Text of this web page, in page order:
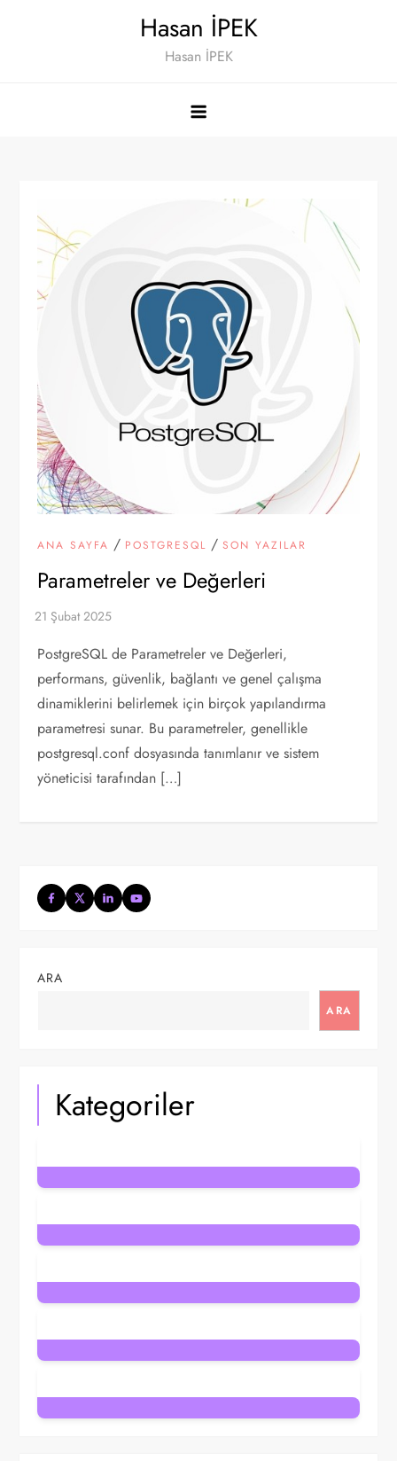
Hasan İPEK
Hasan İPEK
ANA SAYFA / POSTGRESQL /SON YAZILAR
Parametreler ve Değerleri
PostgreSQL de Parametreler ve Değerleri,
performans, güvenlik, bağlantı ve genel çalışma
dinamiklerini belirlemek için birçok yapılandırma
parametresi sunar. Bu parametreler, genellikle
postgresql.conf dosyasında tanımlanır ve sistem
yöneticisi tarafından […]
ARA
ARA
Kategoriler